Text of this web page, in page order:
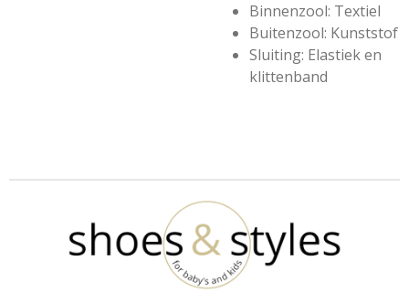
Binnenzool: Textiel
Buitenzool: Kunststof
Sluiting: Elastiek en
klittenband